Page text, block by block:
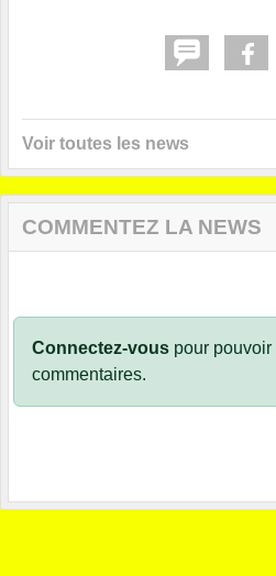
Voir toutes les news
COMMENTEZ LA NEWS
Connectez-vous pour
commentaires.